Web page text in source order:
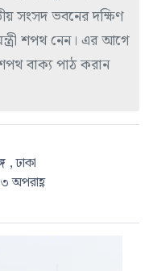
সংসদ ভবনের দক্ষিণ
শপথ নেন। এর আগে
শপথ বাক্য পাঠ করান
, ঢাকা
অপরাহ্ণ